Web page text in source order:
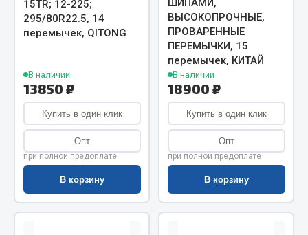
Весь раздел
Автомобильная электрика
Автолампы
Блоки реле и предохранителей
Вилки нагрузочные
Выключатели и переключатели клавишные
Выключатели кнопочные
15TR; 12-225;
295/80R22.5, 14
перемычек, QITONG
В наличии
13850 ₽
Купить в один клик
Опт
при полной предоплате
В корзину
ШИПАМИ,
ВЫСОКОПРОЧНЫЕ,
ПРОВАРЕННЫЕ
ПЕРЕМЫЧКИ, 15
перемычек, КИТАЙ
В наличии
18900 ₽
Купить в один клик
Опт
при полной предоплате
В корзину